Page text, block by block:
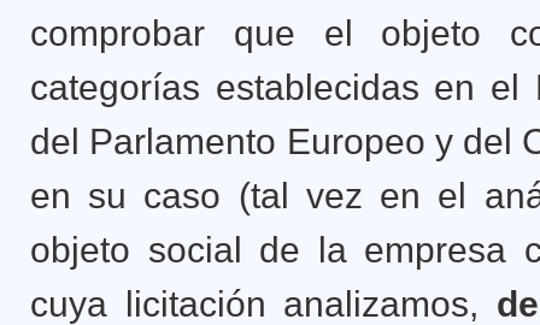
comprobar que el objeto
categorías establecidas en el
del Parlamento Europeo y del
en su caso (tal vez en el
objeto social de la empresa
cuya licitación analizamos,